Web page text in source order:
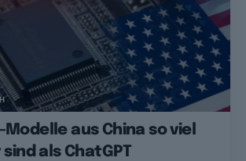
Modelle aus China so viel
als ChatGPT